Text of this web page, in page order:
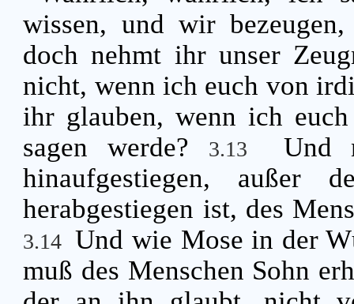
wissen, und wir
doch nehmt ihr unser
nicht, wenn ich euch von
ihr glauben, wenn ich
sagen werde?
3.13
Und
hinaufgestiegen, außer
herabgestiegen ist, des
3.14 Und wie Mose in der
muß des Menschen Sohn